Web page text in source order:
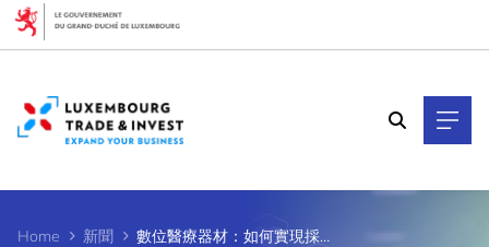
Home 新聞 數位醫療器材：如何實現採用與影響
Cookies management panel